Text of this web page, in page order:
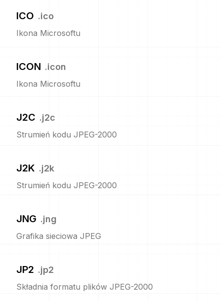
ICO .ico
Ikona Microsoftu
ICON .icon
Ikona Microsoftu
J2C .j2c
Strumień kodu JPEG-2000
J2K .j2k
Strumień kodu JPEG-2000
JNG .jng
Grafika sieciowa JPEG
JP2 .jp2
Składnia formatu plików JPEG-2000